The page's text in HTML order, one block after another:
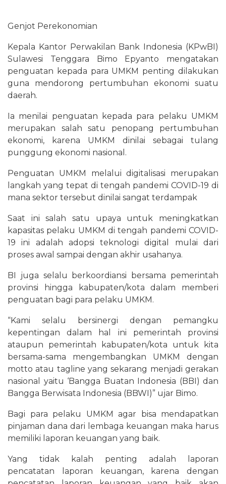
Genjot Perekonomian
Kepala Kantor Perwakilan Bank Indonesia (KPwBI)
Sulawesi Tenggara Bimo Epyanto mengatakan
penguatan kepada para UMKM penting dilakukan
guna mendorong pertumbuhan ekonomi suatu
daerah.
Ia menilai penguatan kepada para pelaku UMKM
merupakan salah satu penopang pertumbuhan
ekonomi, karena UMKM dinilai sebagai tulang
punggung ekonomi nasional.
Penguatan UMKM melalui digitalisasi merupakan
langkah yang tepat di tengah pandemi COVID-19 di
mana sektor tersebut dinilai sangat terdampak
Saat ini salah satu upaya untuk meningkatkan
kapasitas pelaku UMKM di tengah pandemi COVID-
19 ini adalah adopsi teknologi digital mulai dari
proses awal sampai dengan akhir usahanya.
BI juga selalu berkoordiansi bersama pemerintah
provinsi hingga kabupaten/kota dalam memberi
penguatan bagi para pelaku UMKM.
“Kami selalu bersinergi dengan pemangku
kepentingan dalam hal ini pemerintah provinsi
ataupun pemerintah kabupaten/kota untuk kita
bersama-sama mengembangkan UMKM dengan
motto atau tagline yang sekarang menjadi gerakan
nasional yaitu ‘Bangga Buatan Indonesia (BBI) dan
Bangga Berwisata Indonesia (BBWI)” ujar Bimo.
Bagi para pelaku UMKM agar bisa mendapatkan
pinjaman dana dari lembaga keuangan maka harus
memiliki laporan keuangan yang baik.
Yang tidak kalah penting adalah laporan
pencatatan laporan keuangan, karena dengan